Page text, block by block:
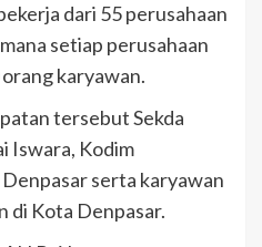
dari 55 perusahaan
setiap perusahaan
karyawan.
tersebut Sekda
Iswara, Kodim
serta karyawan
di Kota Denpasar.